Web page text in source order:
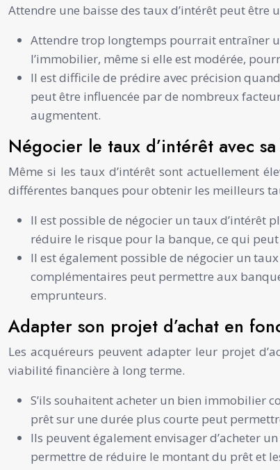
Attendre une baisse des taux d’intérêt peut être
Attendre trop longtemps pourrait entraîner
l’immobilier, même si elle est modérée,
Il est difficile de prédire avec précision
peut être influencée par de nombreux
augmentent.
Négocier le taux d’intérêt avec
Même si les taux d’intérêt sont actuellement
différentes banques pour obtenir les meilleurs
Il est possible de négocier un taux
réduire le risque pour la banque, ce qui
Il est également possible de négocier un
complémentaires peut permettre aux
emprunteurs.
Adapter son projet d’achat en
Les acquéreurs peuvent adapter leur projet
viabilité financière à long terme.
S’ils souhaitent acheter un bien immobilier
prêt sur une durée plus courte peut
Ils peuvent également envisager d’acheter
permettre de réduire le montant du prêt et